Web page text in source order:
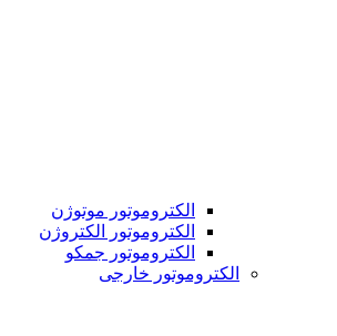
الکتروموتور موتوژن
الکتروموتور الکتروژن
الکتروموتور جمکو
الکتروموتور خارجی